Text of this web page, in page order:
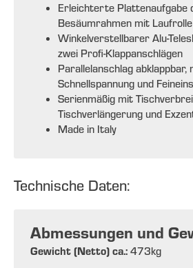
Erleichterte Plattenaufgabe
Besäumrahmen mit Laufrolle
Winkelverstellbarer Alu-
zwei Profi-Klappanschlägen
Parallelanschlag abklappbar,
Schnellspannung und
Serienmäßig mit
Tischverlängerung und
Made in Italy
Technische Daten:
Abmessungen und
Gewicht (Netto) ca.: 473kg